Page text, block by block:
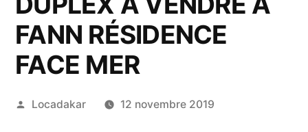
FANN RÉSIDENCE
FACE MER
Publié
Locadakar 12 novembre 2019